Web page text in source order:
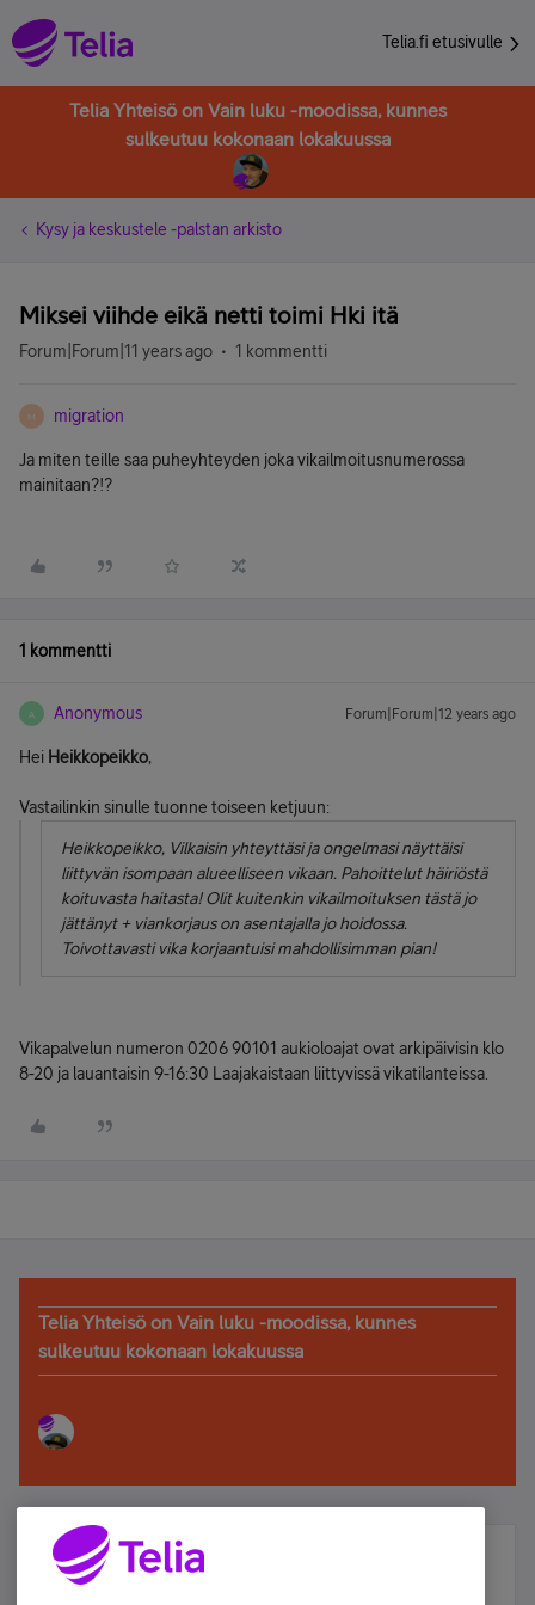
Telia.fi etusivulle
Telia Yhteisö on Vain luku -moodissa, kunnes
sulkeutuu kokonaan lokakuussa
Kysy ja keskustele -palstan arkisto
Miksei viihde eikä netti toimi Hki itä
Forum|Forum|11 years ago 1 kommentti
M migration
Ja miten teille saa puheyhteyden joka vikailmoitusnumerossa
mainitaan?!?
1 kommentti
A Anonymous Forum|Forum|12 years ago
Hei Heikkopeikko,
Vastailinkin sinulle tuonne toiseen ketjuun:
Heikkopeikko, Vilkaisin yhteyttäsi ja ongelmasi näyttäisi
liittyvän isompaan alueelliseen vikaan. Pahoittelut häiriöstä
koituvasta haitasta! Olit kuitenkin vikailmoituksen tästä jo
jättänyt + viankorjaus on asentajalla jo hoidossa.
Toivottavasti vika korjaantuisi mahdollisimman pian!
Vikapalvelun numeron 0206 90101 aukioloajat ovat arkipäivisin klo
8-20 ja lauantaisin 9-16:30 Laajakaistaan liittyvissä vikatilanteissa.
Telia Yhteisö on Vain luku -moodissa, kunnes
sulkeutuu kokonaan lokakuussa
Älä jää paitsi – osallistu ja voita!